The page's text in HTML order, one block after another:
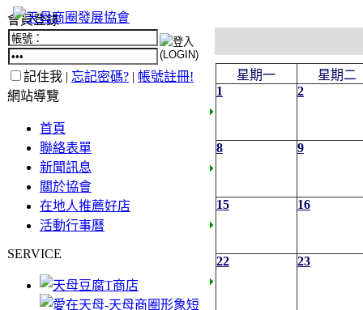
會員登錄
記住我 | 忘記密碼? | 帳號註冊!
網站導覽
首頁
聯絡表單
新聞訊息
關於協會
在地人推薦好店
活動行事曆
SERVICE
星期一
星期二
1
2
8 9
15 16
22 23